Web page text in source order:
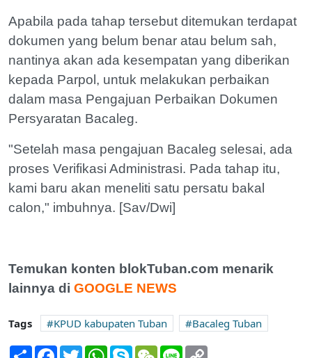
Apabila pada tahap tersebut ditemukan terdapat
dokumen yang belum benar atau belum sah,
nantinya akan ada kesempatan yang diberikan
kepada Parpol, untuk melakukan perbaikan
dalam masa Pengajuan Perbaikan Dokumen
Persyaratan Bacaleg.
"Setelah masa pengajuan Bacaleg selesai, ada
proses Verifikasi Administrasi. Pada tahap itu,
kami baru akan meneliti satu persatu bakal
calon," imbuhnya. [Sav/Dwi]
Temukan konten blokTuban.com menarik
lainnya di GOOGLE NEWS
Tags KPUD kabupaten Tuban
Bacaleg Tuban
Share Facebook
TwitterWhatsApp
SkypeWeChatLine